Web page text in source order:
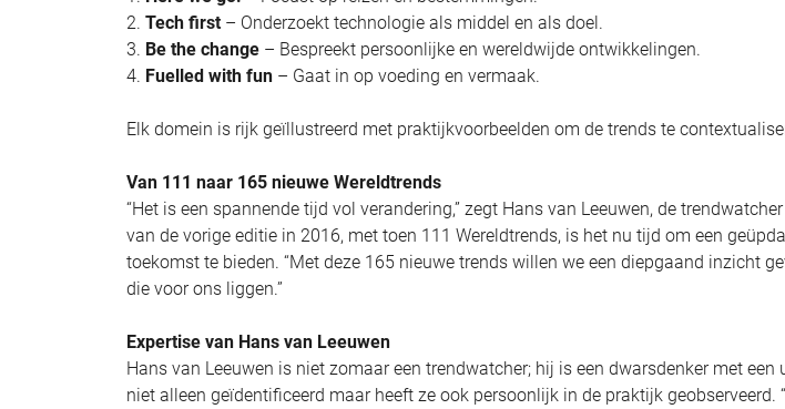
2. Tech first – Onderzoekt technologie als middel en als doel.
3. Be the change – Bespreekt persoonlijke en wereldwijde ontwikkelingen.
4. Fuelled with fun – Gaat in op voeding en vermaak.
Elk domein is rijk geïllustreerd met praktijkvoorbeelden om de trends te
Van 111 naar 165 nieuwe Wereldtrends
“Het is een spannende tijd vol verandering,” zegt Hans van Leeuwen, de
van de vorige editie in 2016, met toen 111 Wereldtrends, is het nu tijd om een
toekomst te bieden. “Met deze 165 nieuwe trends willen we een diepgaand inzicht
die voor ons liggen.”
Expertise van Hans van Leeuwen
Hans van Leeuwen is niet zomaar een trendwatcher; hij is een dwarsdenker met een
niet alleen geïdentificeerd maar heeft ze ook persoonlijk in de praktijk geobserveerd.